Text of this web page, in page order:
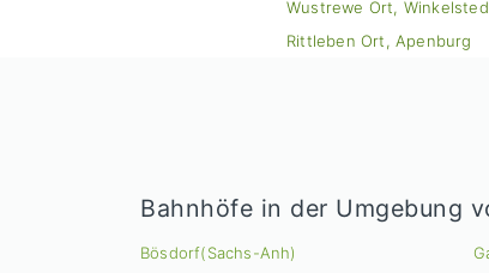
Wustrewe Ort,
Rittleben Ort, Apenburg
Bahnhöfe in der Umgebung
Bösdorf(Sachs-Anh)